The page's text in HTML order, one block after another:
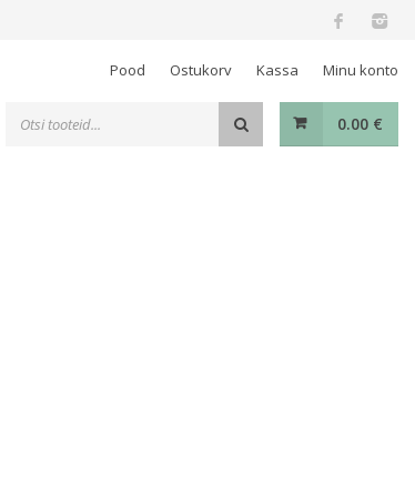
Pood Ostukorv Kassa Minu konto
0.00 €